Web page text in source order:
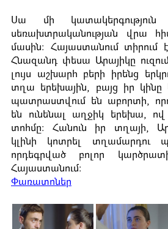
Սա մի կատակերգություն
սեռախտրականության վրա
մասին: Հայաստանում տիրում է
Հնազանդ փեսա Արայիկը
լույս աշխարհ բերի իրենց
տղա երեխային, բայց իր կինը
պատրաստվում են աբորտի,
են ունենալ աղջիկ երեխա, ով
տոհմը: Հանուն իր տղայի,
կլինի կոտրել տղամարդու
որդեգրված բոլոր
Հայաստանում:
Փառատոներ